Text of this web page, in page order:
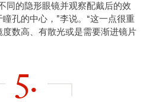
同的隐形眼镜并观察配戴后的效
孔的中心，”李说。“这一点很重
数高、有散光或是需要渐进镜片
5.